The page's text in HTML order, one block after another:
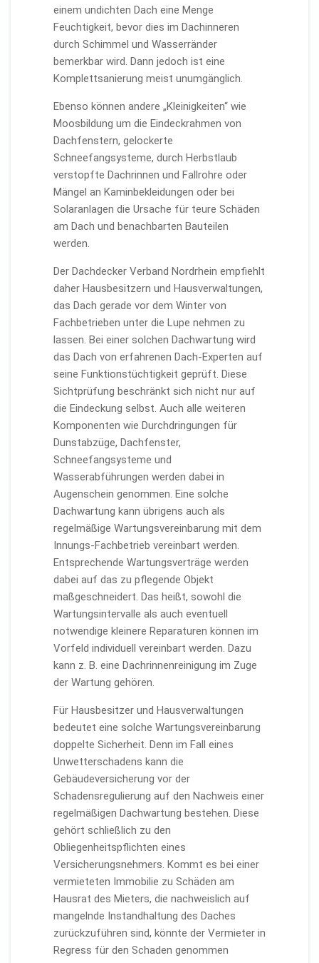
einem undichten Dach eine Menge
Feuchtigkeit, bevor dies im Dachinneren
durch Schimmel und Wasserränder
bemerkbar wird. Dann jedoch ist eine
Komplettsanierung meist unumgänglich.
Ebenso können andere „Kleinigkeiten“ wie
Moosbildung um die Eindeckrahmen von
Dachfenstern, gelockerte
Schneefangsysteme, durch Herbstlaub
verstopfte Dachrinnen und Fallrohre oder
Mängel an Kaminbekleidungen oder bei
Solaranlagen die Ursache für teure Schäden
am Dach und benachbarten Bauteilen
werden.
Der Dachdecker Verband Nordrhein empfiehlt
daher Hausbesitzern und Hausverwaltungen,
das Dach gerade vor dem Winter von
Fachbetrieben unter die Lupe nehmen zu
lassen. Bei einer solchen Dachwartung wird
das Dach von erfahrenen Dach-Experten auf
seine Funktionstüchtigkeit geprüft. Diese
Sichtprüfung beschränkt sich nicht nur auf
die Eindeckung selbst. Auch alle weiteren
Komponenten wie Durchdringungen für
Dunstabzüge, Dachfenster,
Schneefangsysteme und
Wasserabführungen werden dabei in
Augenschein genommen. Eine solche
Dachwartung kann übrigens auch als
regelmäßige Wartungsvereinbarung mit dem
Innungs-Fachbetrieb vereinbart werden.
Entsprechende Wartungsverträge werden
dabei auf das zu pflegende Objekt
maßgeschneidert. Das heißt, sowohl die
Wartungsintervalle als auch eventuell
notwendige kleinere Reparaturen können im
Vorfeld individuell vereinbart werden. Dazu
kann z. B. eine Dachrinnenreinigung im Zuge
der Wartung gehören.
Für Hausbesitzer und Hausverwaltungen
bedeutet eine solche Wartungsvereinbarung
doppelte Sicherheit. Denn im Fall eines
Unwetterschadens kann die
Gebäudeversicherung vor der
Schadensregulierung auf den Nachweis einer
regelmäßigen Dachwartung bestehen. Diese
gehört schließlich zu den
Obliegenheitspflichten eines
Versicherungsnehmers. Kommt es bei einer
vermieteten Immobilie zu Schäden am
Hausrat des Mieters, die nachweislich auf
mangelnde Instandhaltung des Daches
zurückzuführen sind, könnte der Vermieter in
Regress für den Schaden genommen